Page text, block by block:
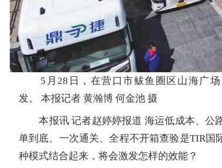
5月28日，在营口市鲅鱼圈区山海广场
发。 本报记者 黄瀚博 何金池 摄
本报讯 记者赵婷婷报道 海运低成本、公
单到底、一次通关、全程不开箱查验是TIR国
种模式结合起来，将会激发怎样的效能？